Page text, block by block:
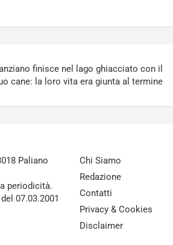
finisce nel lago ghiacciato con il
cane: la loro vita era giunta al termine
Paliano
periodicità.
07.03.2001
Chi Siamo
Redazione
Contatti
Privacy & Cookies
Disclaimer